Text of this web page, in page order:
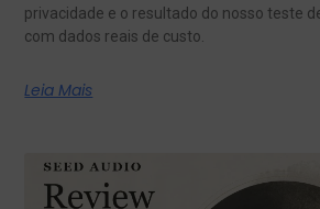
privacidade e o resultado do nosso teste
com dados reais de custo.
Leia Mais